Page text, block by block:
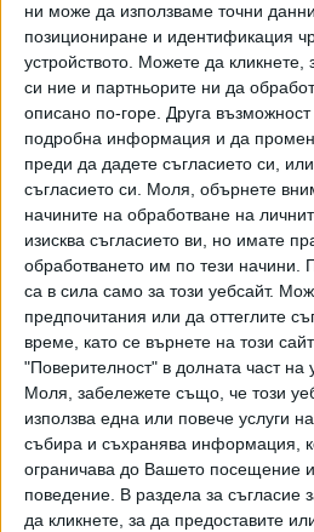
ни може да използваме точни
позициониране и идентификация
устройството. Можете да кликнете,
си ние и партньорите ни да
описано по-горе. Друга
подробна информация и да
преди да дадете съгласието си,
съгласието си. Моля, обърнете
начините на обработване на
изисква съгласието ви, но имате
обработването им по тези начини.
са в сила само за този уебсайт.
предпочитания или да оттеглите
време, като се върнете на този
"Поверителност" в долната част на
Моля, забележете също, че този
използва една или повече услуги
събира и съхранява информация,
ограничава до Вашето посещение
поведение. В раздела за съгласие
да кликнете, за да предоставите
Android могат, но пък се
Потребителите продължават да
при закупуването на
минутни пътувания. На част от
карта работи само по веднъж и
активиран продукт.
Друг проблем е, че превозните
носител не могат да бъдат
деца до 14-годишна възраст,
или военнопострадали, някои
всички, чиито документи за
хартия.
Виртуалната карта изключва
прехвърли към виртуалната,
автоматично. За да се използва
трябва да се прехвърли обратно
документът се замразява, а